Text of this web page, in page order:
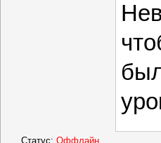
Статус: Оффлайн